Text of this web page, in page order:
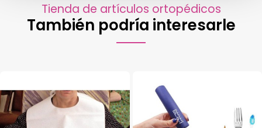
Tienda de artículos ortopédicos
También podría interesarle